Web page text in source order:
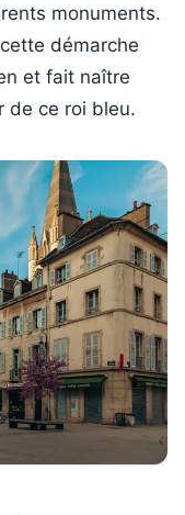
monuments.
démarche
et fait naître
de ce roi bleu.